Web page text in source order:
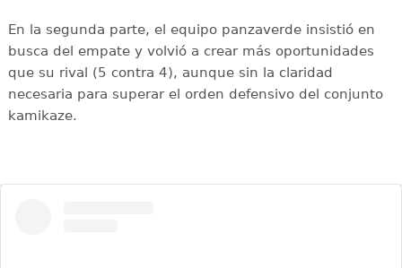
En la segunda parte, el equipo panzaverde insistió en
busca del empate y volvió a crear más oportunidades
que su rival (5 contra 4), aunque sin la claridad
necesaria para superar el orden defensivo del conjunto
kamikaze.